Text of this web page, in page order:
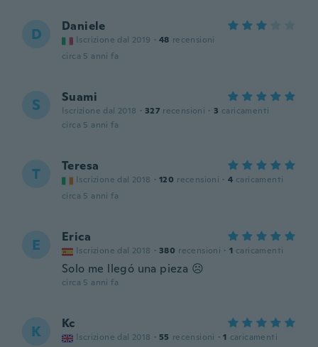
D Daniele
Iscrizione dal 2019 · 48 recensioni
circa 5 anni fa
S Suami
Iscrizione dal 2018 · 327 recensioni · 3 caricamenti
circa 5 anni fa
T Teresa
Iscrizione dal 2018 · 120 recensioni · 4 caricamenti
circa 5 anni fa
E Erica
Iscrizione dal 2018 · 380 recensioni · 1 caricamenti
Solo me llegó una pieza ☹️
circa 5 anni fa
K Kc
Iscrizione dal 2018 · 55 recensioni · 1 caricamenti